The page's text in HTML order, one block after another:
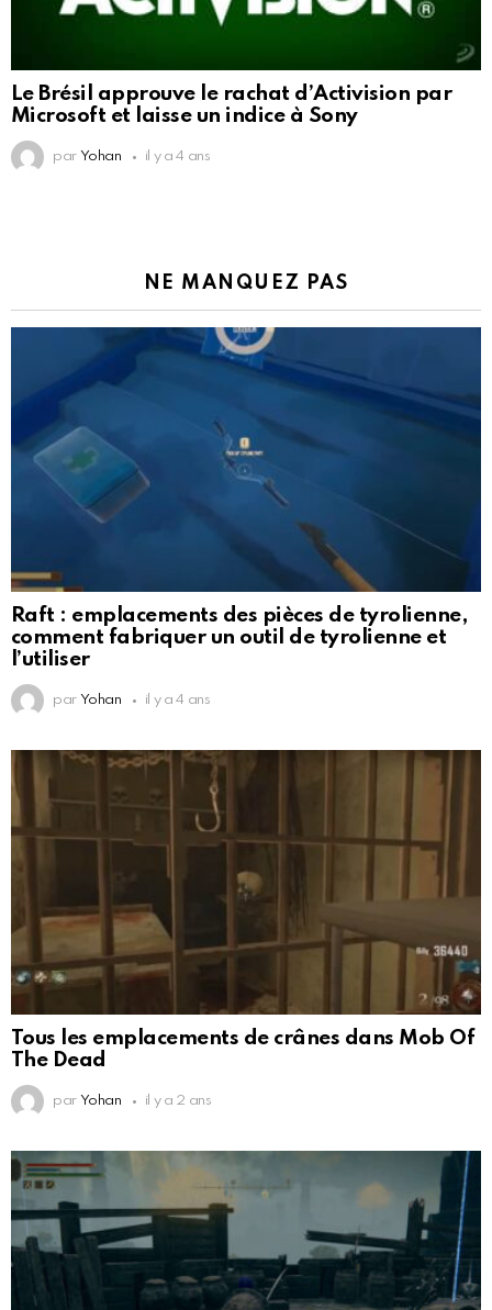
Le Brésil approuve le rachat d’Activision par
Microsoft et laisse un indice à Sony
par Yohan il y a 4 ans
NE MANQUEZ PAS
Raft : emplacements des pièces de tyrolienne,
comment fabriquer un outil de tyrolienne et
l’utiliser
par Yohan il y a 4 ans
Tous les emplacements de crânes dans Mob Of
The Dead
par Yohan il y a 2 ans